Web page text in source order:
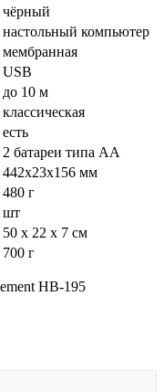
чёрный
настольный компьютер
мембранная
USB
до 10 м
классическая
есть
2 батареи типа AA
442x23x156 мм
480 г
шт
50 x 22 x 7 см
700 г
HB-195